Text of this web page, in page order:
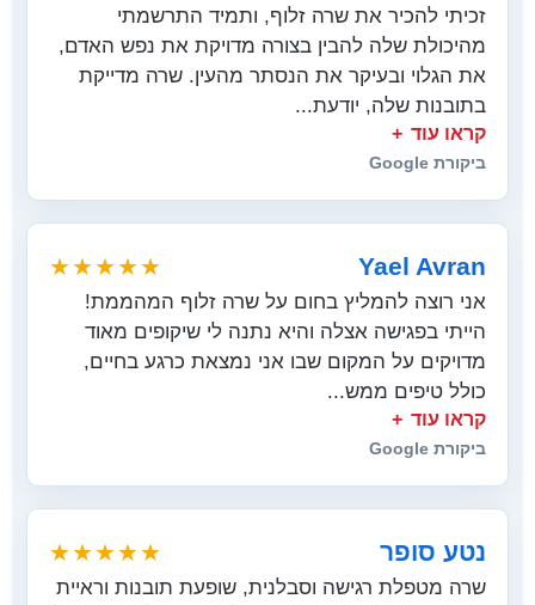
זכיתי להכיר את שרה זלוף, ותמיד התרשמתי
מהיכולת שלה להבין בצורה מדויקת את נפש האדם,
את הגלוי ובעיקר את הנסתר מהעין. שרה מדייקת
בתובנות שלה, יודעת...
קראו עוד
ביקורת Google
Yael Avran
★★★★★
אני רוצה להמליץ בחום על שרה זלוף המהממת!
הייתי בפגישה אצלה והיא נתנה לי שיקופים מאוד
מדויקים על המקום שבו אני נמצאת כרגע בחיים,
כולל טיפים ממש...
קראו עוד
ביקורת Google
נטע סופר ★★★★★
שרה מטפלת רגישה וסבלנית, שופעת תובנות וראיית